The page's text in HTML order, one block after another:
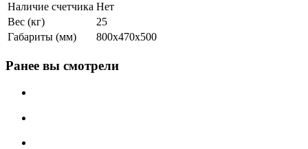
Наличие счетчика Нет
Вес (кг)
25
Габариты (мм)
800x470x500
Ранее вы смотрели